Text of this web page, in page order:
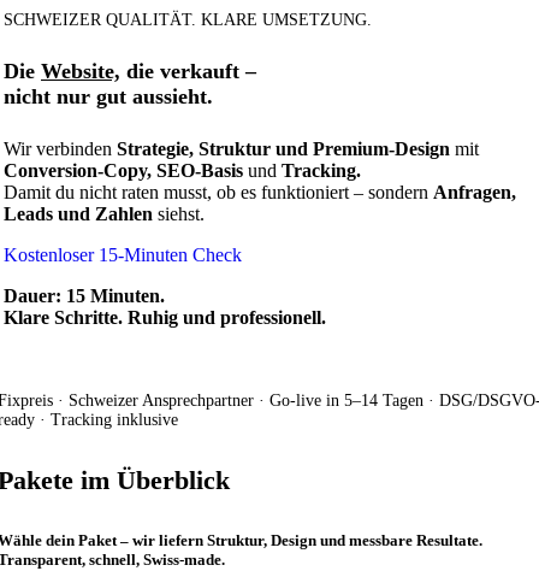
SCHWEIZER QUALITÄT. KLARE UMSETZUNG.
Die Website, die verkauft –
nicht nur gut aussieht.
Wir verbinden Strategie, Struktur und Premium-Design mit
Conversion-Copy, SEO-Basis und Tracking.
Damit du nicht raten musst, ob es funktioniert – sondern Anfragen,
Leads und Zahlen siehst.
Kostenloser 15-Minuten Check
Dauer: 15 Minuten.
Klare Schritte. Ruhig und professionell.
· Schweizer Ansprechpartner · Go-live in 5–14 Tagen · DSG/
· Tracking inklusive
im Überblick
dein Paket – wir liefern Struktur, Design und messbare Resultate.
schnell, Swiss-made.